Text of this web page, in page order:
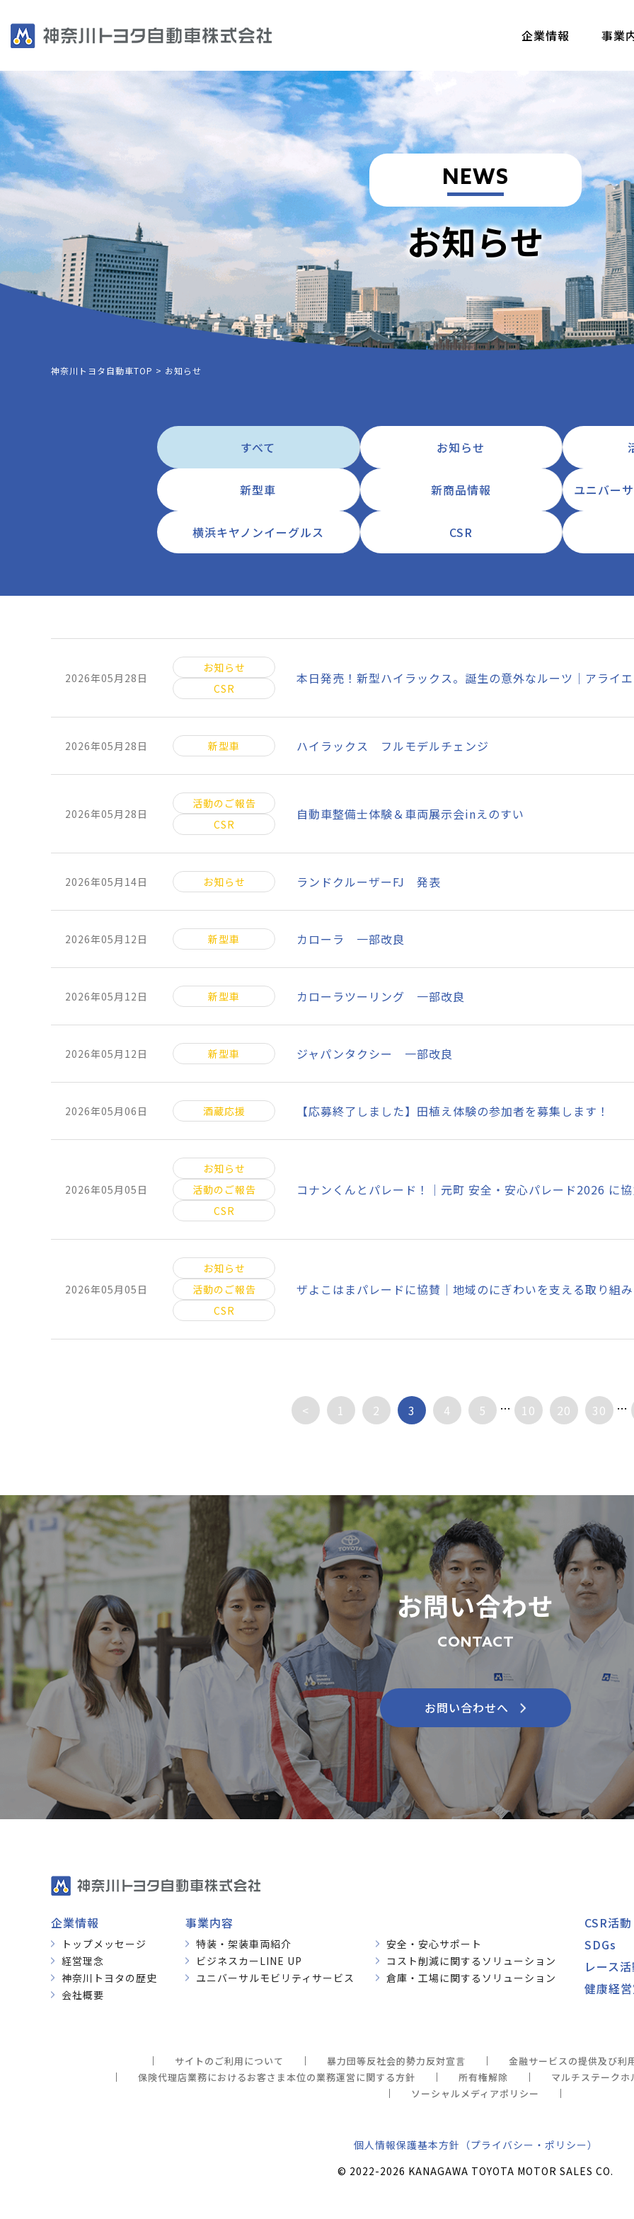
企業情報 事業
NEWS
お知らせ
神奈川トヨタ自動車TOP > お知らせ
すべて お知らせ
新型車 新商品情報 ユニバー
横浜キヤノンイーグルス CSR
2026年05月28日
お知らせ
CSR
本日発売！新型ハイラックス。誕生の意外なルーツ│アライ
2026年05月28日 新型車 ハイラックス フルモデルチェンジ
2026年05月28日
活動のご報告
CSR
自動車整備士体験＆車両展示会inえのすい
2026年05月14日 お知らせ ランドクルーザーFJ 発表
2026年05月12日 新型車 カローラ 一部改良
2026年05月12日 新型車 カローラツーリング 一部改良
2026年05月12日 新型車 ジャパンタクシー 一部改良
2026年05月06日 酒蔵応援 【応募終了しました】田植え体験の参加者を募集します！
2026年05月05日
お知らせ
活動のご報告
CSR
コナンくんとパレード！│元町 安全・安心パレード2026 に
2026年05月05日
お知らせ
活動のご報告
CSR
ザよこはまパレードに協賛│地域のにぎわいを支える取り組み
< 1 2 3 4 5 ... 10 20 30 ...
お問い合わせ
CONTACT
お問い合わせへ
企業情報
トップメッセージ
経営理念
神奈川トヨタの歴史
会社概要
事業内容
特装・架装車両紹介
ビジネスカーLINE UP
ユニバーサルモビリティサービス
安全・安心サポート
コスト削減に関するソリューション
倉庫・工場に関するソリューション
CSR活動
SDGs
レース
健康経
サイトのご利用について 暴力団等反社会的勢力反対宣言
金融サービスの提供及び利
保険代理店業務におけるお客さま本位の業務運営に関する方針
所有権解除
マルチステークホ
ソーシャルメディアポリシー
個人情報保護基本方針（プライバシー・ポリシー）
© 2022-2026 KANAGAWA TOYOTA MOTOR SALES CO.